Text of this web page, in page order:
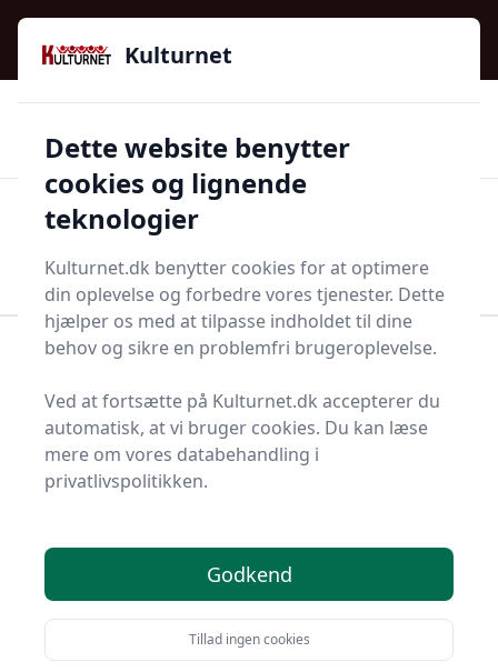
Kulturnet - Alt Det Gode I Livet | Din Kulturguide Siden
2016
97 kategorier 👍Kun godkendte butikker
Start søgning
Bolig og indretning
Lamper og tilbehør
Top 0 bedste
betonlamper
Du er kommet til det rette sted! På Kulturnet har vi
udvalgt 0 af de bedste betonlamper, så du får det
optimale køb.
Leder du efter et godt betonlampe tilbud? Vil du have
Kulturnet
Dette website benytter
cookies og lignende
teknologier
Kulturnet.dk benytter cookies for at optimere
din oplevelse og forbedre vores tjenester. Dette
hjælper os med at tilpasse indholdet til dine
behov og sikre en problemfri brugeroplevelse.
Ved at fortsætte på Kulturnet.dk accepterer du
automatisk, at vi bruger cookies. Du kan læse
mere om vores databehandling i
privatlivspolitikken.
Godkend
Tillad ingen cookies